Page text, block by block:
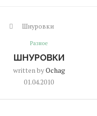
Шнуровки
Разное
ШНУРОВКИ
written byOchag
01.04.2010